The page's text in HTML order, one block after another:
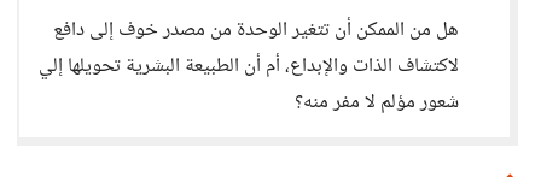
هل من الممكن أن تتغير الوحدة من مصدر خوف إلى دافع
لاكتشاف الذات والإبداع، أم أن الطبيعة البشرية تحويلها إلي
شعور مؤلم لا مفر منه؟